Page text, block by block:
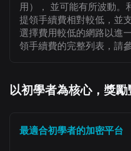
用）， 並可能有所波動。
提領手續費相對較低，並
選擇費用較低的網路以進
領手續費的完整列表，請
以初學者為核心，獎勵
最適合初學者的加密平台